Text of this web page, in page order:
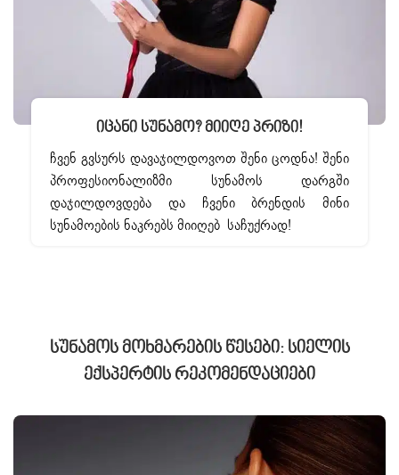
Იცანი Სუნამო? Მიიღე Პრიზი!
ჩვენ გვსურს დავაჯილდოვოთ შენი ცოდნა! შენი
პროფესიონალიზმი სუნამოს დარგში
დაჯილდოვდება და ჩვენი ბრენდის მინი
სუნამოების ნაკრებს მიიღებ საჩუქრად!
Სუნამოს Მოხმარების Წესები: Სიელის
Ექსპერტის Რეკომენდაციები